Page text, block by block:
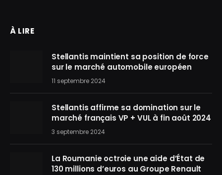
À LIRE
Stellantis maintient sa position de force
sur le marché automobile européen
11 septembre 2024
Stellantis affirme sa domination sur le
marché français VP + VUL à fin août 2024
3 septembre 2024
La Roumanie octroie une aide d’État de
130 millions d’euros au Groupe Renault